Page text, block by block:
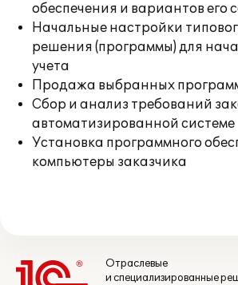
обеспечения и вариантов его
Начальные настройки
решения (программы) для
учета
Продажа выбранных
Сбор и анализ требований
автоматизированной системе
Установка программного
компьютеры заказчика
Отраслевые
и специализированные